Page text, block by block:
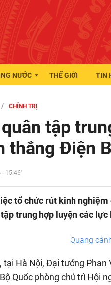
NƯỚC THẾ GIỚI TIN
CHÍNH TRỊ
tập
thắng Điện
15:46'
tổ chức rút kinh
trung hợp luyện các
Quang
tại Hà Nội, Đại tướng Phan
Quốc phòng chủ trì Hội